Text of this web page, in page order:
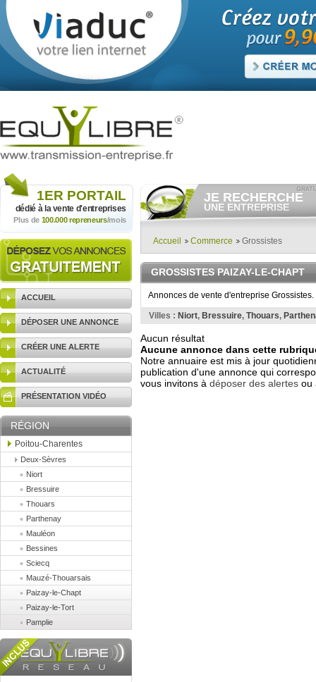
1ER PORTAIL
dédié à la vente d'entreprises
Plus de 100.000 repreneurs/mois
ACCUEIL
DÉPOSER UNE ANNONCE
CRÉER UNE ALERTE
ACTUALITÉ
PRÉSENTATION VIDÉO
RÉGION
Poitou-Charentes
Deux-Sèvres
Niort
Bressuire
Thouars
Parthenay
Mauléon
Bessines
Sciecq
Mauzé-Thouarsais
Paizay-le-Chapt
Paizay-le-Tort
Pamplie
JE RECHERCHE
UNE ENTREPRISE
Consulter gratuitementles
vendre.
Et/ou déposergratuitement
votre recherche d'entreprise.
RECHERCHER UNE
ANNONCE
Accueil Commerce Grossistes
GROSSISTES PAIZAY-LE-CHAPT
Annonces de vente d'entreprise
Villes : Niort, Bressuire, Thouars,
Aucun résultat
Aucune annonce dans cette
Notre annuaire est mis à jour
publication d'une annonce qui
vous invitons à déposer des alertes ou